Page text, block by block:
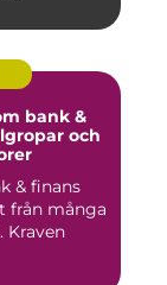
bank &
och
& finans
från många
Kraven